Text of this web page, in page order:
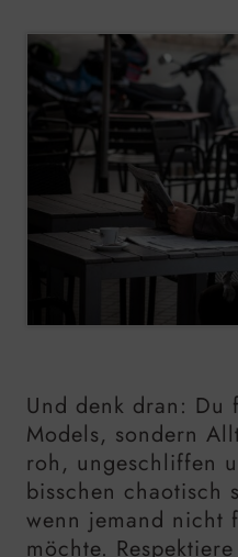
Und denk dran: Du
Models, sondern
roh, ungeschliffen
bisschen chaotisch
wenn jemand nicht
möchte.